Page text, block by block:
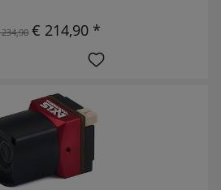
234,90 € 214,90 *